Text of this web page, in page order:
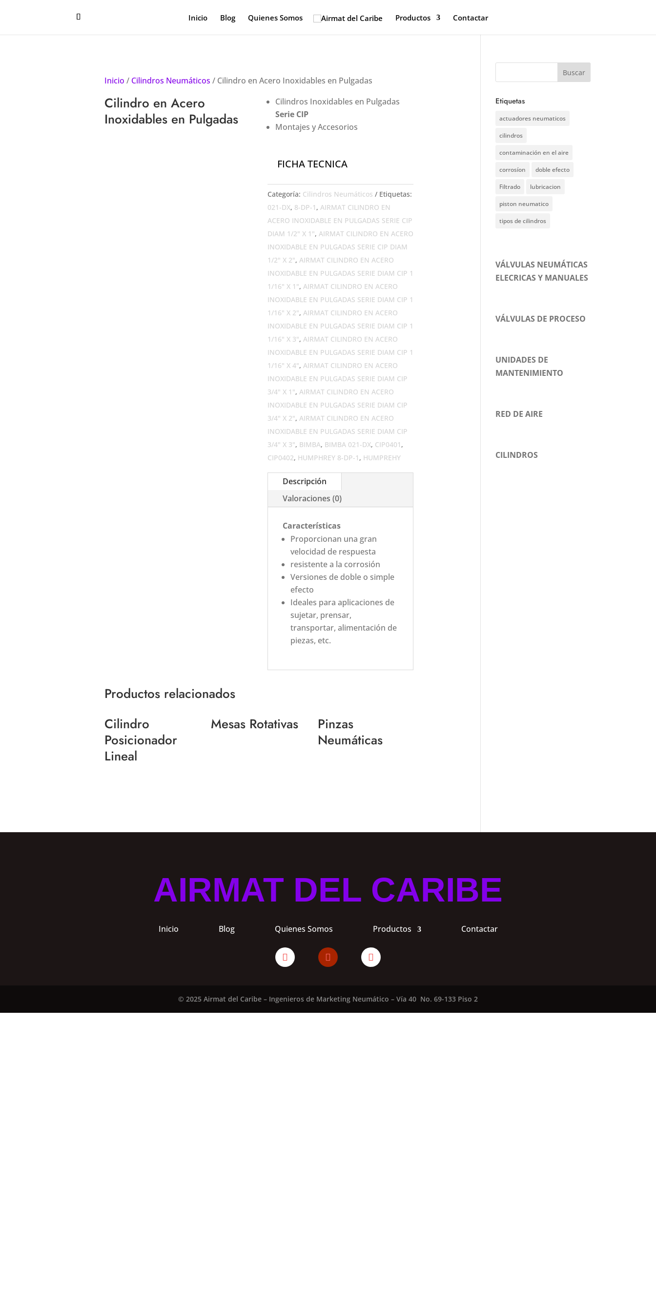
Inicio Blog Quienes Somos Productos Contactar
Inicio / Cilindros Neumáticos / Cilindro en Acero Inoxidables en Pulgadas
Cilindro en Acero
Inoxidables en Pulgadas
Cilindros Inoxidables en Pulgadas
Serie CIP
Montajes y Accesorios
FICHA TECNICA
Categoría: Cilindros Neumáticos
Etiquetas:
021-DX, 8-DP-1 , AIRMAT CILINDRO EN
ACERO INOXIDABLE EN PULGADAS SERIE CIP
DIAM 1/2" X 1", AIRMAT CILINDRO EN ACERO
INOXIDABLE EN PULGADAS SERIE CIP DIAM
1/2" X 2", AIRMAT CILINDRO EN ACERO
INOXIDABLE EN PULGADAS SERIE DIAM CIP 1
1/16" X 1", AIRMAT CILINDRO EN ACERO
INOXIDABLE EN PULGADAS SERIE DIAM CIP 1
1/16" X 2", AIRMAT CILINDRO EN ACERO
INOXIDABLE EN PULGADAS SERIE DIAM CIP 1
1/16" X 3", AIRMAT CILINDRO EN ACERO
INOXIDABLE EN PULGADAS SERIE DIAM CIP 1
1/16" X 4", AIRMAT CILINDRO EN ACERO
INOXIDABLE EN PULGADAS SERIE DIAM CIP
3/4" X 1", AIRMAT CILINDRO EN ACERO
INOXIDABLE EN PULGADAS SERIE DIAM CIP
3/4" X 2", AIRMAT CILINDRO EN ACERO
INOXIDABLE EN PULGADAS SERIE DIAM CIP
3/4" X 3", BIMBA, BIMBA 021-DX, CIP0401 ,
CIP0402, HUMPHREY 8-DP-1 , HUMPREHY
Descripción
Valoraciones (0)
Características
Proporcionan una gran
velocidad de respuesta
resistente a la corrosión
Versiones de doble o simple
efecto
Ideales para aplicaciones de
sujetar, prensar,
transportar, alimentación de
piezas, etc.
Productos relacionados
Cilindro
Posicionador
Lineal
Mesas Rotativas
Pinzas
Neumáticas
Etiquetas
actuadores neumaticos
cilindros
contaminación en el aire
corrosíon doble efecto
Filtrado lubricacion
piston neumatico
tipos de cilindros
VÁLVULAS NEUMÁTICAS
ELECRICAS Y MANUALES
VÁLVULAS DE PROCESO
UNIDADES DE
MANTENIMIENTO
RED DE AIRE
CILINDROS
AIRMAT DEL CARIBE
Inicio Blog Quienes Somos Productos Contactar
© 2025 Airmat del Caribe – Ingenieros de Marketing Neumático – Vía 40 No. 69-133 Piso 2